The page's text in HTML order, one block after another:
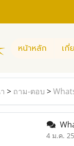
หน้าหลัก เกี่
> ถาม-ตอบ >
4 ม.ค.